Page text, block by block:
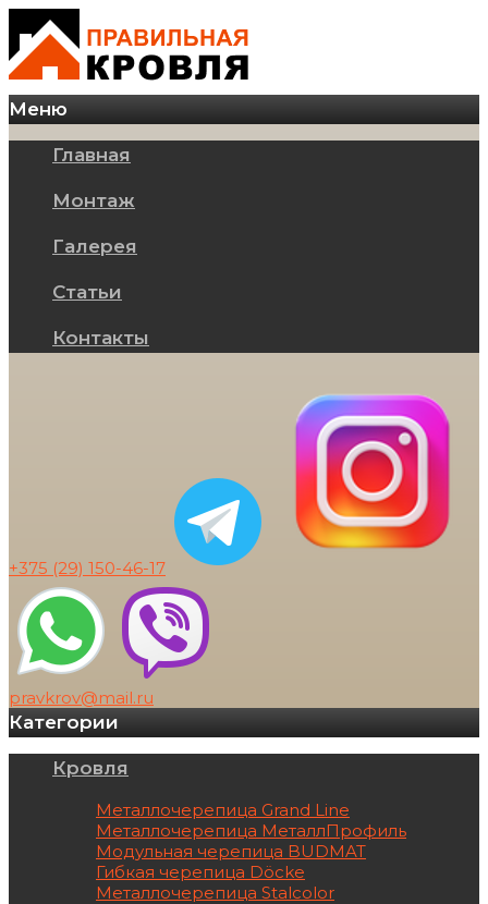
Меню
Главная
Монтаж
Галерея
Статьи
Контакты
+375 (29) 150-46-17
pravkrov@mail.ru
Категории
Кровля
Металлочерепица Grand Line
Металлочерепица МеталлПрофиль
Модульная черепица BUDMAT
Гибкая черепица Döcke
Металлочерепица Stalcolor